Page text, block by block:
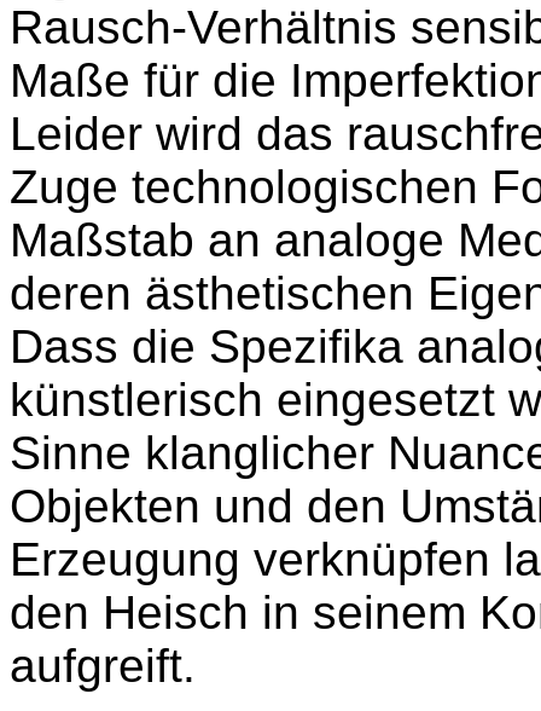
Rausch-Verhältnis
Maße für die
Leider wird das
Zuge technologischen
Maßstab an analoge
deren ästhetischen
Dass die Spezifika
künstlerisch eingesetzt
Sinne klanglicher
Objekten und den
Erzeugung verknüpfen
den Heisch in seinem
aufgreift.